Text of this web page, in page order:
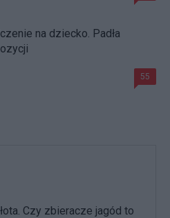
na dziecko. Padła
55
Czy zbieracze jagód to